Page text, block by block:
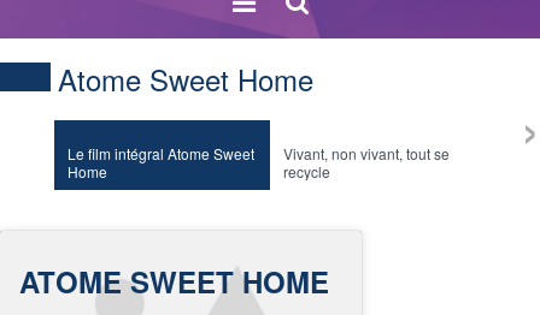
MenuRechercher
Atome Sweet Home
Le film intégral Atome Sweet
Home
Vivant, non vivant, tout se
recycle
›
ATOME SWEET HOME